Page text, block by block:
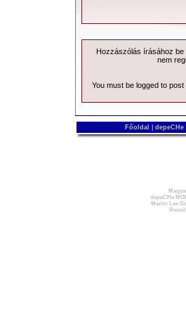
Hozzászólás írásához be
nem
You must be logged to
Főoldal depeCHe
depeCHe
Martin Lee